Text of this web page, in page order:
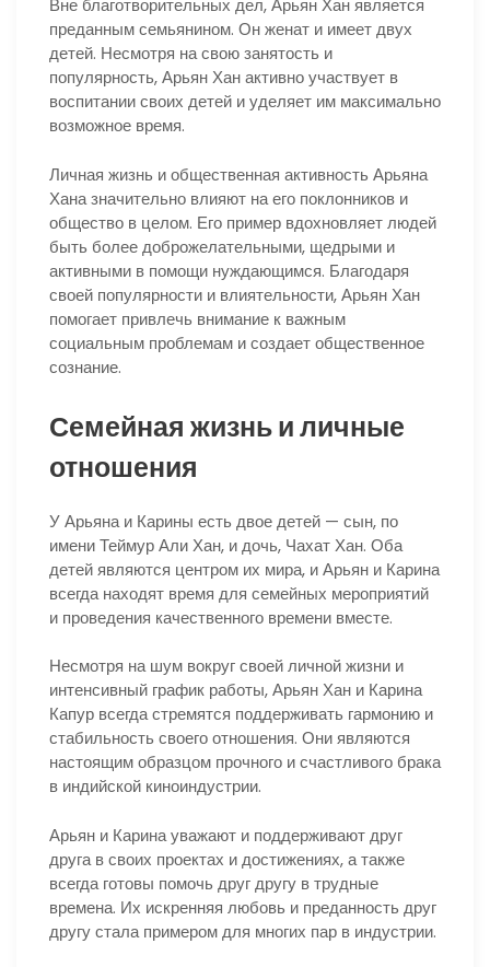
Вне благотворительных дел, Арьян Хан является
преданным семьянином. Он женат и имеет двух
детей. Несмотря на свою занятость и
популярность, Арьян Хан активно участвует в
воспитании своих детей и уделяет им максимально
возможное время.
Личная жизнь и общественная активность Арьяна
Хана значительно влияют на его поклонников и
общество в целом. Его пример вдохновляет людей
быть более доброжелательными, щедрыми и
активными в помощи нуждающимся. Благодаря
своей популярности и влиятельности, Арьян Хан
помогает привлечь внимание к важным
социальным проблемам и создает общественное
сознание.
Семейная жизнь и личные
отношения
У Арьяна и Карины есть двое детей — сын, по
имени Теймур Али Хан, и дочь, Чахат Хан. Оба
детей являются центром их мира, и Арьян и Карина
всегда находят время для семейных мероприятий
и проведения качественного времени вместе.
Несмотря на шум вокруг своей личной жизни и
интенсивный график работы, Арьян Хан и Карина
Капур всегда стремятся поддерживать гармонию и
стабильность своего отношения. Они являются
настоящим образцом прочного и счастливого брака
в индийской киноиндустрии.
Арьян и Карина уважают и поддерживают друг
друга в своих проектах и достижениях, а также
всегда готовы помочь друг другу в трудные
времена. Их искренняя любовь и преданность друг
другу стала примером для многих пар в индустрии.